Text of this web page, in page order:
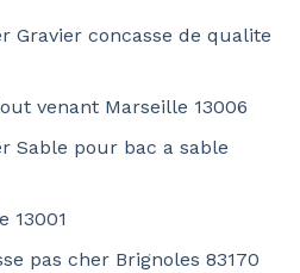
Gravier concasse de qualite
venant Marseille 13006
Sable pour bac a sable
13001
pas cher Brignoles 83170